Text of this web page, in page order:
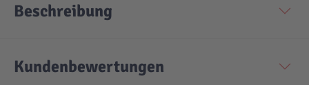
Beschreibung
Kundenbewertungen